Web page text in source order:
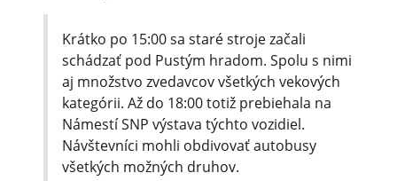
Krátko po 15:00 sa staré stroje začali
schádzať pod Pustým hradom. Spolu s nimi
aj množstvo zvedavcov všetkých vekových
kategórii. Až do 18:00 totiž prebiehala na
Námestí SNP výstava týchto vozidiel.
Návštevníci mohli obdivovať autobusy
všetkých možných druhov.